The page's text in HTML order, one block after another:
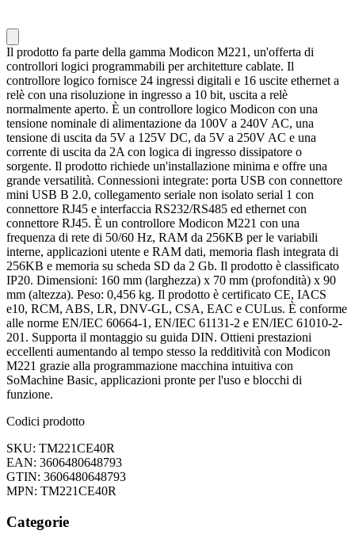
Il prodotto fa parte della gamma Modicon M221, un'offerta di
controllori logici programmabili per architetture cablate. Il
controllore logico fornisce 24 ingressi digitali e 16 uscite ethernet a
relè con una risoluzione in ingresso a 10 bit, uscita a relè
normalmente aperto. È un controllore logico Modicon con una
tensione nominale di alimentazione da 100V a 240V AC, una
tensione di uscita da 5V a 125V DC, da 5V a 250V AC e una
corrente di uscita da 2A con logica di ingresso dissipatore o
sorgente. Il prodotto richiede un'installazione minima e offre una
grande versatilità. Connessioni integrate: porta USB con connettore
mini USB B 2.0, collegamento seriale non isolato serial 1 con
connettore RJ45 e interfaccia RS232/RS485 ed ethernet con
connettore RJ45. È un controllore Modicon M221 con una
frequenza di rete di 50/60 Hz, RAM da 256KB per le variabili
interne, applicazioni utente e RAM dati, memoria flash integrata di
256KB e memoria su scheda SD da 2 Gb. Il prodotto è classificato
IP20. Dimensioni: 160 mm (larghezza) x 70 mm (profondità) x 90
mm (altezza). Peso: 0,456 kg. Il prodotto è certificato CE, IACS
e10, RCM, ABS, LR, DNV-GL, CSA, EAC e CULus. È conforme
alle norme EN/IEC 60664-1, EN/IEC 61131-2 e EN/IEC 61010-2-
201. Supporta il montaggio su guida DIN. Ottieni prestazioni
eccellenti aumentando al tempo stesso la redditività con Modicon
M221 grazie alla programmazione macchina intuitiva con
SoMachine Basic, applicazioni pronte per l'uso e blocchi di
funzione.
Codici prodotto
SKU: TM221CE40R
EAN: 3606480648793
GTIN: 3606480648793
MPN: TM221CE40R
Categorie